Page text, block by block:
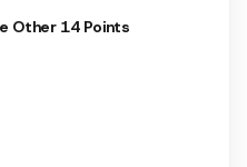
Other 14 Points